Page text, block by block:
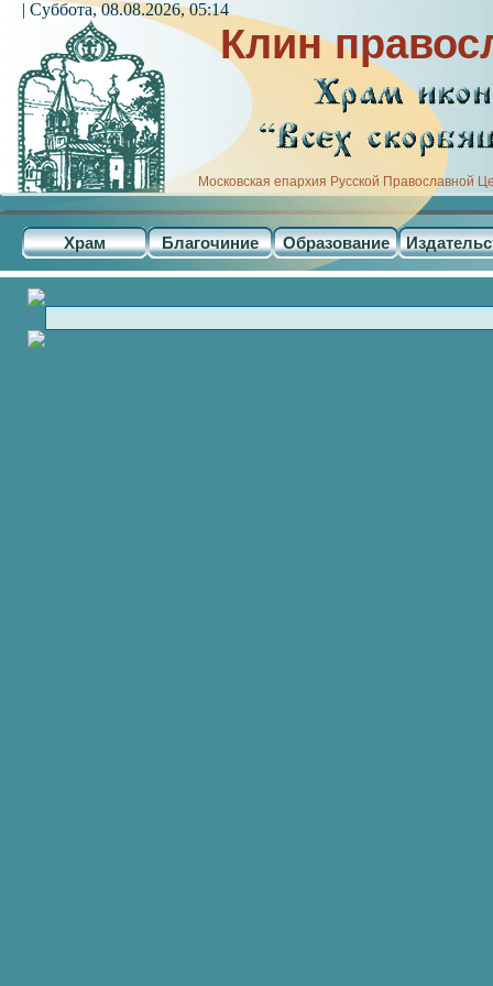
Клин
Московская епархия Русской Православной
Храм Благочиние Образование
| Суббота, 08.08.2026, 05:14